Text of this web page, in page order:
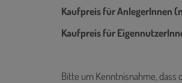
Kaufpreis für AnlegerInnen
Kaufpreis für
Bitte um Kenntnisnahme,